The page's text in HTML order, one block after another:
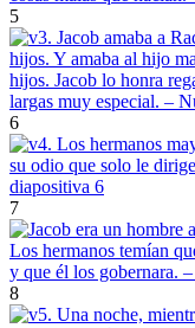
5
6
7
8